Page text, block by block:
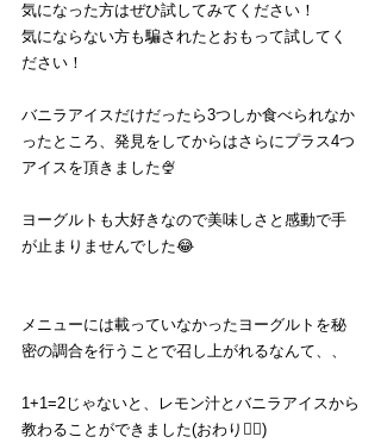
気になった方はぜひ試してみてください！
気にならない方も騙されたとおもって試してく
ださい！
バニラアイスだけだったら3つしか食べられなか
ったところ、発見をしてからはさらにプラス4つ
アイスを頂きました🍨
ヨーグルトも大好きなので美味しさと感動で手
が止まりませんでした😂
メニューには載っていなかったヨーグルトを秘
密の調合を行うことで召し上がれるなんて、、
1+1=2じゃないと、レモン汁とバニラアイスから
教わることができました(おわり🙆‍♂️)